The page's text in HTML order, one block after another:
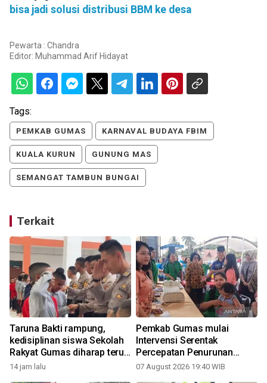
bisa jadi solusi distribusi BBM ke desa
Pewarta : Chandra
Editor: Muhammad Arif Hidayat
Tags:
PEMKAB GUMAS KARNAVAL BUDAYA FBIM
KUALA KURUN GUNUNG MAS
SEMANGAT TAMBUN BUNGAI
Terkait
Taruna Bakti rampung,
kedisiplinan siswa Sekolah
Rakyat Gumas diharap terus
terjaga
14 jam lalu
Pemkab Gumas mulai
Intervensi Serentak
Percepatan Penurunan
Stunting 2026
07 August 2026 19:40 WIB